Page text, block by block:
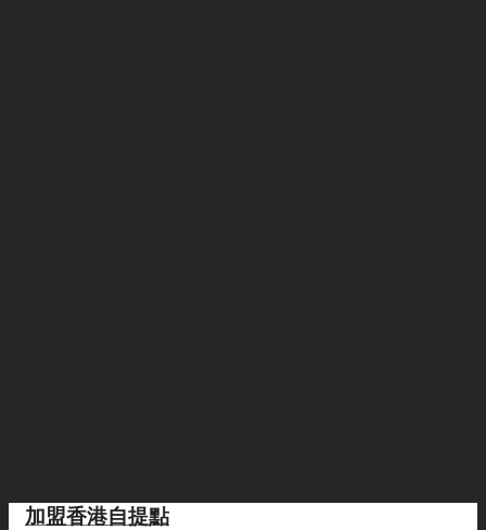
加盟香港自提點